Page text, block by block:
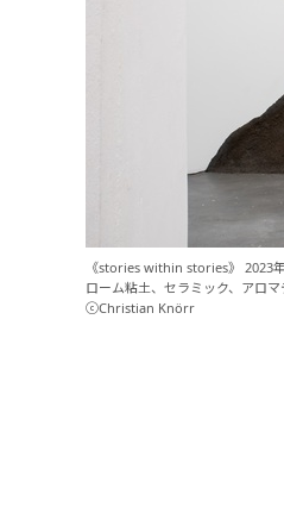
《stories within stories》 2023年
ローム粘土、セラミック、アロ
ⓒChristian Knörr